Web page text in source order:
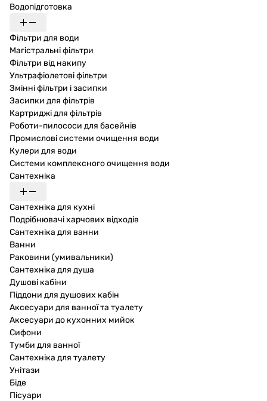
Водопідготовка
Фільтри для води
Магістральні фільтри
Фільтри від накипу
Ультрафіолетові фільтри
Змінні фільтри і засипки
Засипки для фільтрів
Картриджі для фільтрів
Роботи-пилососи для басейнів
Промислові системи очищення води
Кулери для води
Системи комплексного очищення води
Сантехніка
Сантехніка для кухні
Подрібнювачі харчових відходів
Сантехніка для ванни
Ванни
Раковини (умивальники)
Сантехніка для душа
Душові кабіни
Піддони для душових кабін
Аксесуари для ванної та туалету
Аксесуари до кухонних мийок
Сифони
Тумби для ванної
Сантехніка для туалету
Унітази
Біде
Пісуари